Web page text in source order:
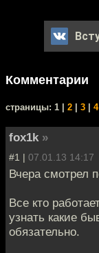
Комментарии
cтраницы: 1 | 2 3 4
fox1k »
#1 | 07.01.13 14:17
Вчера смотрел
Все кто
узнать какие
обязательно.